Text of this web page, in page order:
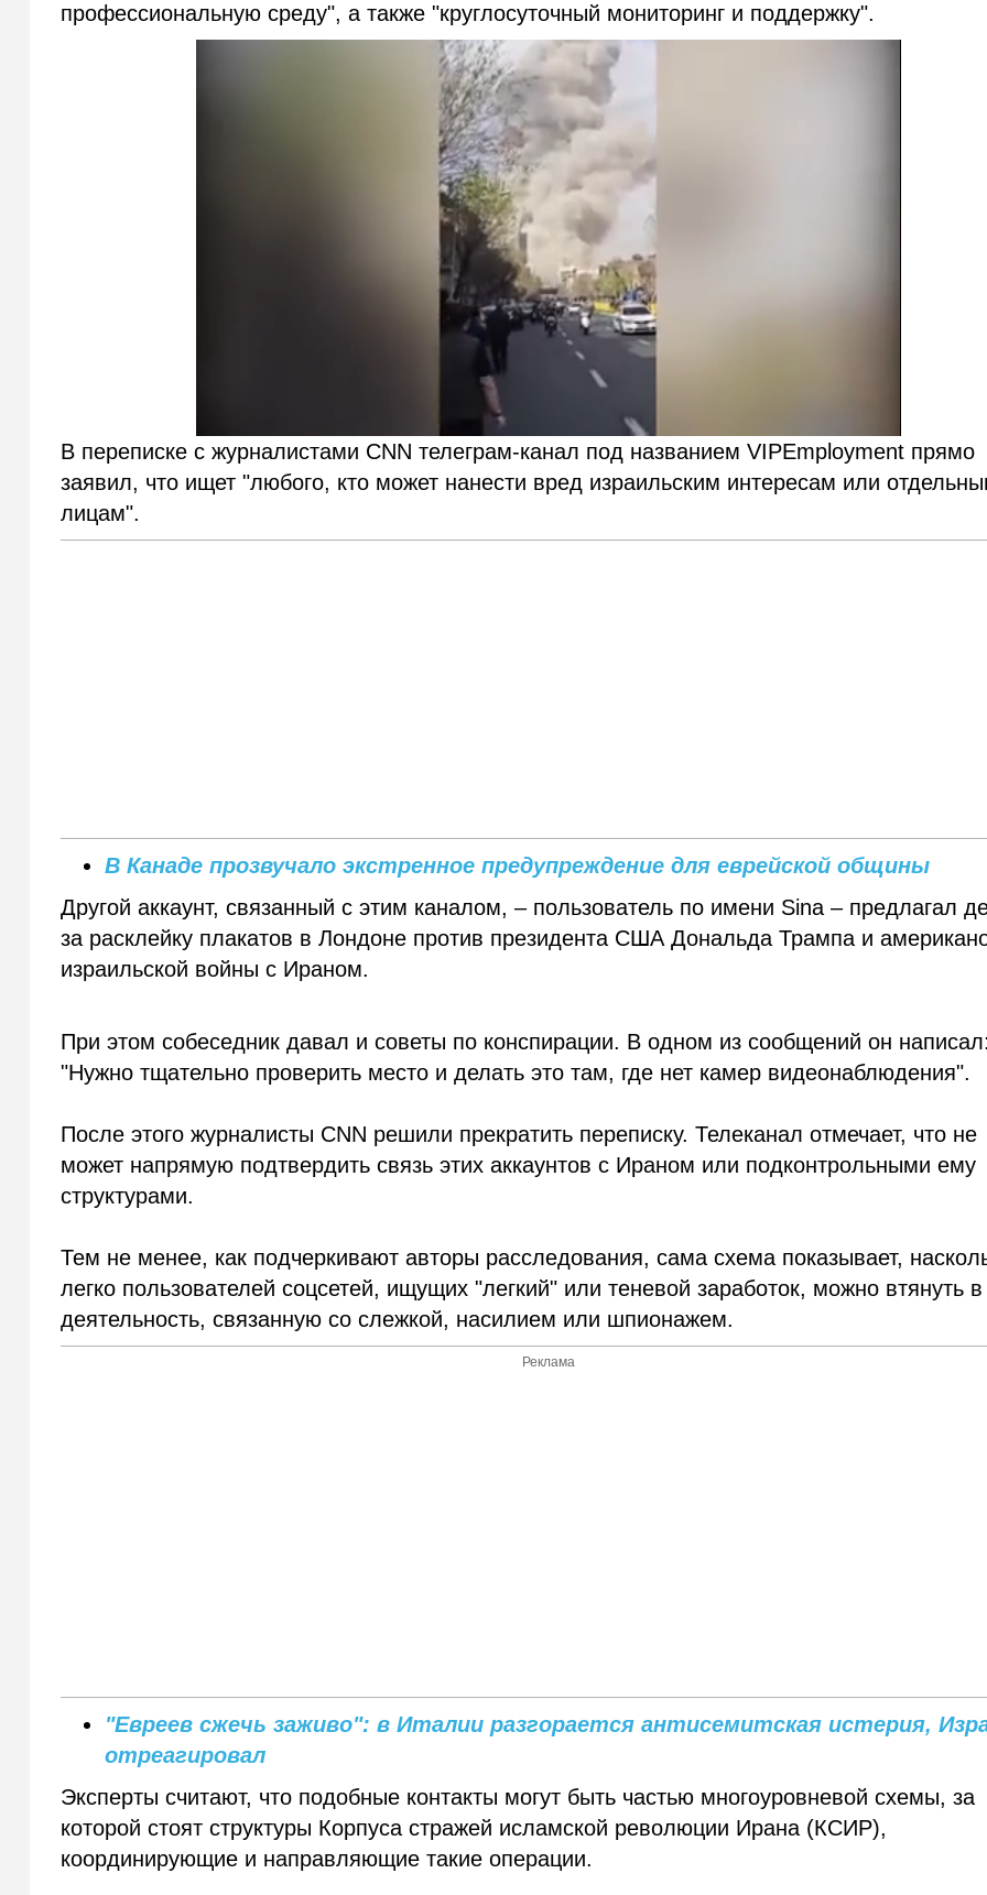
профессиональную среду", а также "круглосуточный мониторинг и поддержку".
В переписке с журналистами CNN телеграм-канал под названием VIPEmployment прямо
заявил, что ищет "любого, кто может нанести вред израильским интересам или
лицам".
В Канаде прозвучало экстренное предупреждение для еврейской общины
Другой аккаунт, связанный с этим каналом, – пользователь по имени Sina – предлагал
за расклейку плакатов в Лондоне против президента США Дональда Трампа и
израильской войны с Ираном.
При этом собеседник давал и советы по конспирации. В одном из сообщений он написал:
"Нужно тщательно проверить место и делать это там, где нет камер видеонаблюдения".
После этого журналисты CNN решили прекратить переписку. Телеканал отмечает, что не
может напрямую подтвердить связь этих аккаунтов с Ираном или подконтрольными ему
структурами.
Тем не менее, как подчеркивают авторы расследования, сама схема показывает,
легко пользователей соцсетей, ищущих "легкий" или теневой заработок, можно втянуть в
деятельность, связанную со слежкой, насилием или шпионажем.
Реклама
"Евреев сжечь заживо": в Италии разгорается антисемитская истерия,
отреагировал
Эксперты считают, что подобные контакты могут быть частью многоуровневой схемы, за
которой стоят структуры Корпуса стражей исламской революции Ирана (КСИР),
координирующие и направляющие такие операции.